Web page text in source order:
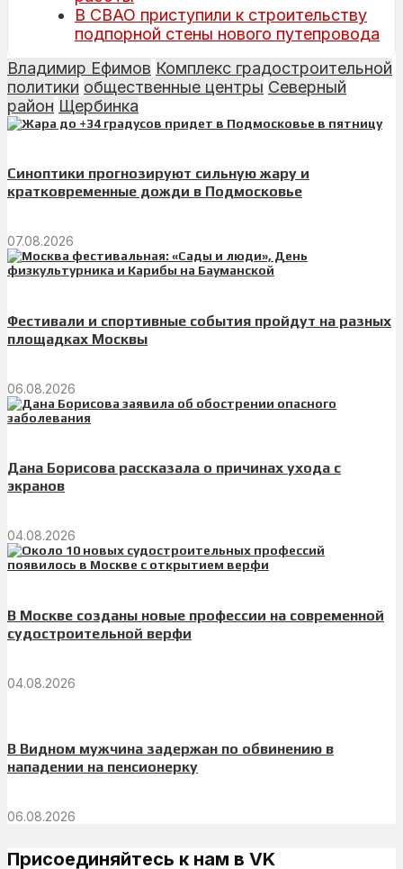
В СВАО приступили к строительству
подпорной стены нового путепровода
Владимир Ефимов Комплекс градостроительной
политики общественные центры Северный
район Щербинка
Синоптики прогнозируют сильную жару и
кратковременные дожди в Подмосковье
07.08.2026
Фестивали и спортивные события пройдут на разных
площадках Москвы
06.08.2026
Дана Борисова рассказала о причинах ухода с
экранов
04.08.2026
В Москве созданы новые профессии на современной
судостроительной верфи
04.08.2026
В Видном мужчина задержан по обвинению в
нападении на пенсионерку
06.08.2026
Присоединяйтесь к нам в VK